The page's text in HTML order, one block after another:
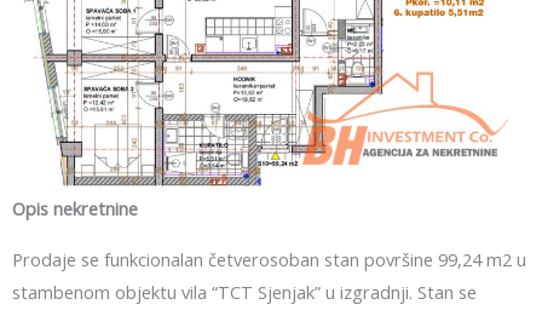
Opis nekretnine
Prodaje se funkcionalan četverosoban stan površine 99,24 m2 u
stambenom objektu vila “TCT Sjenjak” u izgradnji. Stan se